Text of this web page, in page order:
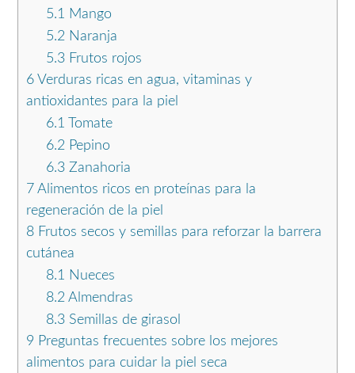
5.1 Mango
5.2Naranja
5.3Frutos rojos
6 Verduras ricas en agua, vitaminas y
antioxidantes para la piel
6.1 Tomate
6.2Pepino
6.3Zanahoria
7 Alimentos ricos en proteínas para la
regeneración de la piel
8 Frutos secos y semillas para reforzar la barrera
cutánea
8.1 Nueces
8.2Almendras
8.3Semillas de girasol
9 Preguntas frecuentes sobre los mejores
alimentos para cuidar la piel seca